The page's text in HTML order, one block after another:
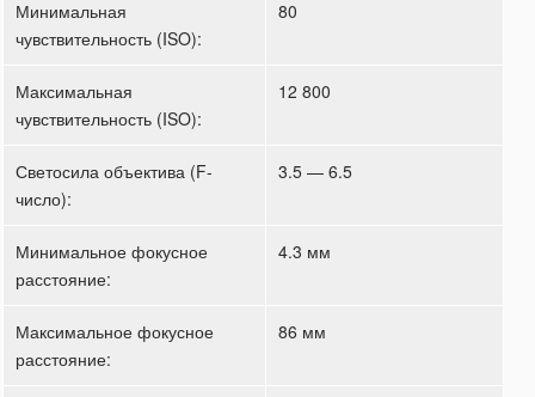
Минимальная
чувствительность (ISO):
80
Максимальная
чувствительность (ISO):
12 800
Светосила объектива (F-
число):
3.5 — 6.5
Минимальное фокусное
расстояние:
4.3 мм
Максимальное фокусное
расстояние:
86 мм